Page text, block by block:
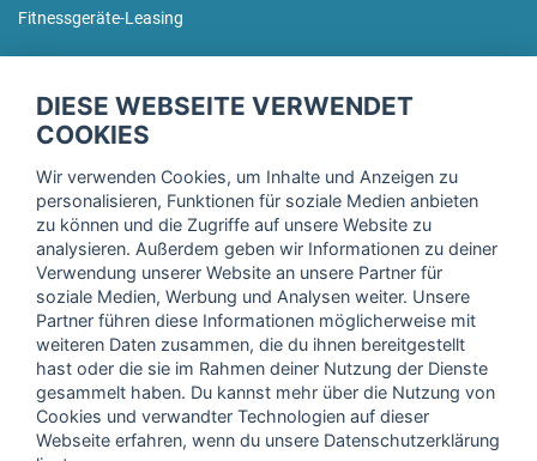
Fitnessgeräte-Leasing
Trage dich hier für unseren Newsletter ein und erhalte regelmäßig
Ich stimme der Verarbeitung meiner Daten, wie in der
Einwilligungserklärungder fitnessmarkt.de services GmbH
beschrieben, zu und bestätige, dass ich das 16. Lebensjahr
vollendet habe. Ich kann diese Einwilligung jederzeit mit
Wirkung für die Zukunft widerrufen. Weitere Informationen
finden Sie in unsererDatenschutzerklärung.
DIESE WEBSEITE VERWENDET
COOKIES
Wir verwenden Cookies, um Inhalte und Anzeigen zu
personalisieren, Funktionen für soziale Medien anbieten
zu können und die Zugriffe auf unsere Website zu
analysieren. Außerdem geben wir Informationen zu deiner
Verwendung unserer Website an unsere Partner für
soziale Medien, Werbung und Analysen weiter. Unsere
Partner führen diese Informationen möglicherweise mit
weiteren Daten zusammen, die du ihnen bereitgestellt
hast oder die sie im Rahmen deiner Nutzung der Dienste
gesammelt haben. Du kannst mehr über die Nutzung von
Cookies und verwandter Technologien auf dieser
Webseite erfahren, wenn du unsere Datenschutzerklärung